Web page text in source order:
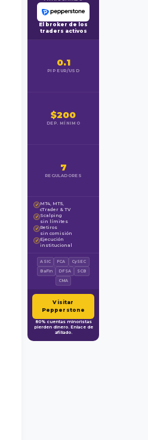
El broker de los
traders activos
0.1
PIP EUR/USD
$200
DEP. MÍNIMO
7
REGULADORES
✓ MT4, MT5,
cTrader & TV
✓ Scalping
sin límites
✓ Retiros
sin comisión
✓ Ejecución
institucional
ASIC FCA
CySEC
BaFin
DFSA
SCB
CMA
Visitar
Pepperstone
80% cuentas minoristas
pierden dinero. Enlace de
afiliado.